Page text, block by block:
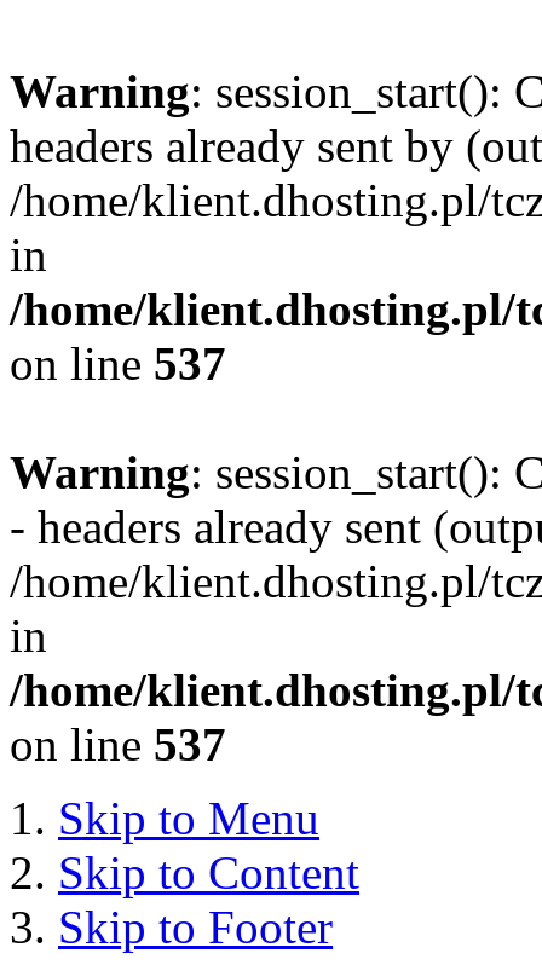
Warning: session_start():
headers already sent by
/home/klient.dhosting.pl/
in
/home/klient.dhosting.pl/
on line 537
Warning: session_start():
- headers already sent
/home/klient.dhosting.pl/
in
/home/klient.dhosting.pl/
on line 537
Skip to Menu
Skip to Content
Skip to Footer